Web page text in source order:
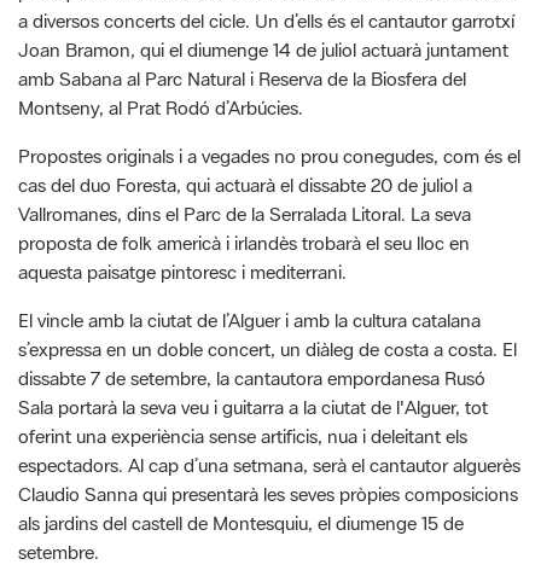
Montseny, al Prat Rodó d’Arbúcies.
Propostes originals i a vegades no prou conegudes, com és el
cas del duo Foresta, qui actuarà el dissabte 20 de juliol a
Vallromanes, dins el Parc de la Serralada Litoral. La seva
proposta de folk americà i irlandès trobarà el seu lloc en
aquesta paisatge pintoresc i mediterrani.
El vincle amb la ciutat de l’Alguer i amb la cultura catalana
s’expressa en un doble concert, un diàleg de costa a costa. El
dissabte 7 de setembre, la cantautora empordanesa Rusó
Sala portarà la seva veu i guitarra a la ciutat de l'Alguer, tot
oferint una experiència sense artificis, nua i deleitant els
espectadors. Al cap d’una setmana, serà el cantautor alguerès
Claudio Sanna qui presentarà les seves pròpies composicions
als jardins del castell de Montesquiu, el diumenge 15 de
setembre.
Una altra proposta sorprenent i original és la que ens presenta
el duo Gèls. Pare i fill transportaran el públic a través de